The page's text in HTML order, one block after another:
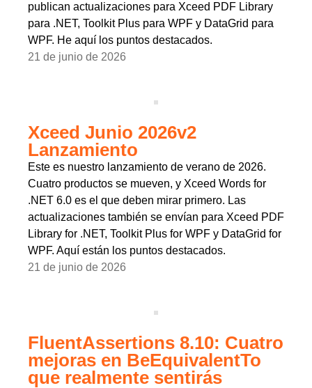
publican actualizaciones para Xceed PDF Library
para .NET, Toolkit Plus para WPF y DataGrid para
WPF. He aquí los puntos destacados.
21 de junio de 2026
Xceed Junio 2026v2
Lanzamiento
Este es nuestro lanzamiento de verano de 2026.
Cuatro productos se mueven, y Xceed Words for
.NET 6.0 es el que deben mirar primero. Las
actualizaciones también se envían para Xceed PDF
Library for .NET, Toolkit Plus for WPF y DataGrid for
WPF. Aquí están los puntos destacados.
21 de junio de 2026
FluentAssertions 8.10: Cuatro
mejoras en BeEquivalentTo
que realmente sentirás